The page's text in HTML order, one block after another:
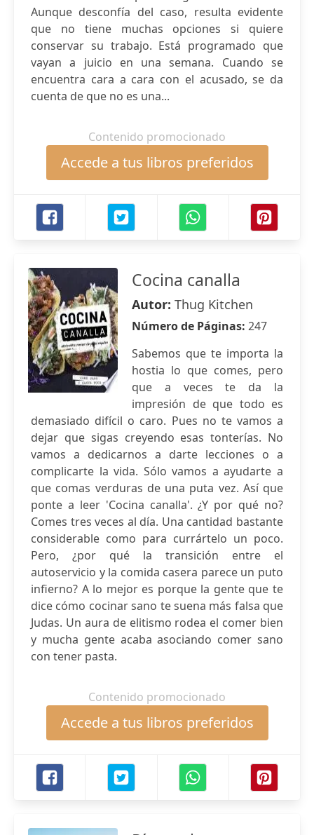
Aunque desconfía del caso, resulta evidente
que no tiene muchas opciones si quiere
conservar su trabajo. Está programado que
vayan a juicio en una semana. Cuando se
encuentra cara a cara con el acusado, se da
cuenta de que no es una...
Contenido promocionado
Accede a tus libros preferidos
Cocina canalla
Autor: Thug Kitchen
Número de Páginas: 247
Sabemos que te importa la
hostia lo que comes, pero
que a veces te da la
impresión de que todo es
demasiado difícil o caro. Pues no te vamos a
dejar que sigas creyendo esas tonterías. No
vamos a dedicarnos a darte lecciones o a
complicarte la vida. Sólo vamos a ayudarte a
que comas verduras de una puta vez. Así que
ponte a leer 'Cocina canalla'. ¿Y por qué no?
Comes tres veces al día. Una cantidad bastante
considerable como para currártelo un poco.
Pero, ¿por qué la transición entre el
autoservicio y la comida casera parece un puto
infierno? A lo mejor es porque la gente que te
dice cómo cocinar sano te suena más falsa que
Judas. Un aura de elitismo rodea el comer bien
y mucha gente acaba asociando comer sano
con tener pasta.
Contenido promocionado
Accede a tus libros preferidos